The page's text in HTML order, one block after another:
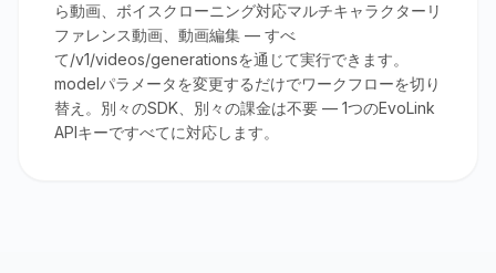
ら動画、ボイスクローニング対応マルチキャラクターリ
ファレンス動画、動画編集 — すべ
て/v1/videos/generationsを通じて実行できます。
modelパラメータを変更するだけでワークフローを切り
替え。別々のSDK、別々の課金は不要 — 1つのEvoLink
APIキーですべてに対応します。